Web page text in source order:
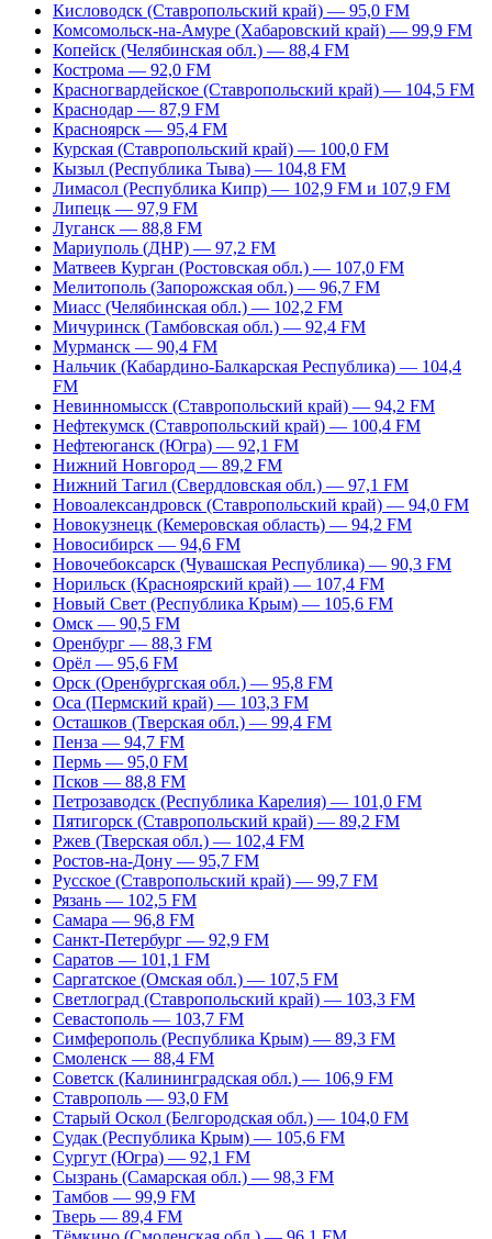
Кисловодск (Ставропольский край) — 95,0 FM
Комсомольск-на-Амуре (Хабаровский край) — 99,9 FM
Копейск (Челябинская обл.) — 88,4 FM
Кострома — 92,0 FM
Красногвардейское (Ставропольский край) — 104,5 FM
Краснодар — 87,9 FM
Красноярск — 95,4 FM
Курская (Ставропольский край) — 100,0 FM
Кызыл (Республика Тыва) — 104,8 FM
Лимасол (Республика Кипр) — 102,9 FM и 107,9 FM
Липецк — 97,9 FM
Луганск — 88,8 FM
Мариуполь (ДНР) — 97,2 FM
Матвеев Курган (Ростовская обл.) — 107,0 FM
Мелитополь (Запорожская обл.) — 96,7 FM
Миасс (Челябинская обл.) — 102,2 FM
Мичуринск (Тамбовская обл.) — 92,4 FM
Мурманск — 90,4 FM
Нальчик (Кабардино-Балкарская Республика) — 104,4
FM
Невинномысск (Ставропольский край) — 94,2 FM
Нефтекумск (Ставропольский край) — 100,4 FM
Нефтеюганск (Югра) — 92,1 FM
Нижний Новгород — 89,2 FM
Нижний Тагил (Свердловская обл.) — 97,1 FM
Новоалександровск (Ставропольский край) — 94,0 FM
Новокузнецк (Кемеровская область) — 94,2 FM
Новосибирск — 94,6 FM
Новочебоксарск (Чувашская Республика) — 90,3 FM
Норильск (Красноярский край) — 107,4 FM
Новый Свет (Республика Крым) — 105,6 FM
Омск — 90,5 FM
Оренбург — 88,3 FM
Орёл — 95,6 FM
Орск (Оренбургская обл.) — 95,8 FM
Оса (Пермский край) — 103,3 FM
Осташков (Тверская обл.) — 99,4 FM
Пенза — 94,7 FM
Пермь — 95,0 FM
Псков — 88,8 FM
Петрозаводск (Республика Карелия) — 101,0 FM
Пятигорск (Ставропольский край) — 89,2 FM
Ржев (Тверская обл.) — 102,4 FM
Ростов-на-Дону — 95,7 FM
Русское (Ставропольский край) — 99,7 FM
Рязань — 102,5 FM
Самара — 96,8 FM
Санкт-Петербург — 92,9 FM
Саратов — 101,1 FM
Саргатское (Омская обл.) — 107,5 FM
Светлоград (Ставропольский край) — 103,3 FM
Севастополь — 103,7 FM
Симферополь (Республика Крым) — 89,3 FM
Смоленск — 88,4 FM
Советск (Калининградская обл.) — 106,9 FM
Ставрополь — 93,0 FM
Старый Оскол (Белгородская обл.) — 104,0 FM
Судак (Республика Крым) — 105,6 FM
Сургут (Югра) — 92,1 FM
Сызрань (Самарская обл.) — 98,3 FM
Тамбов — 99,9 FM
Тверь — 89,4 FM